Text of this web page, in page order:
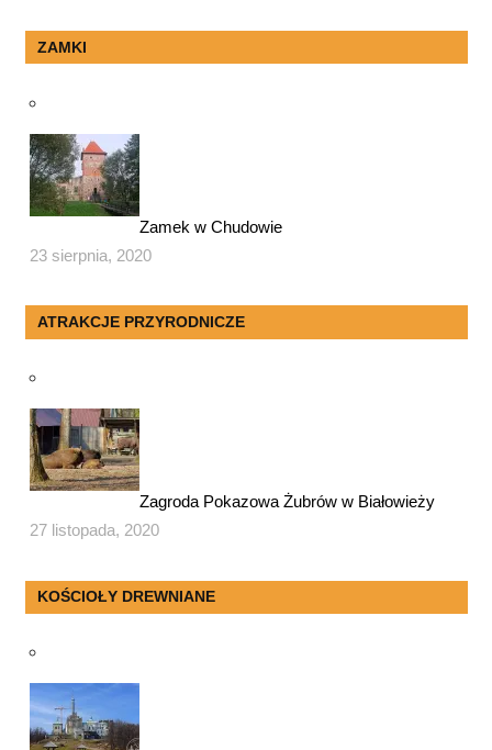
ZAMKI
Zamek w Chudowie
23 sierpnia, 2020
ATRAKCJE PRZYRODNICZE
Zagroda Pokazowa Żubrów w Białowieży
27 listopada, 2020
KOŚCIOŁY DREWNIANE